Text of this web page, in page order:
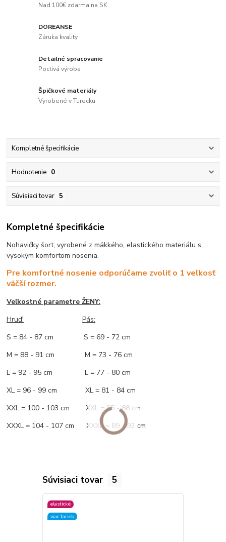
Nad 100€ zdarma na SK
DOREANSE
Záruka kvality
Detailné spracovanie
Poctivá výroba
Špičkové materiály
Vyrobené v Turecku
Kompletné špecifikácie
Hodnotenie 0
Súvisiaci tovar 5
Kompletné špecifikácie
Nohavičky šort, vyrobené z mäkkého, elastického materiálu s
vysokým komfortom nosenia.
Pre komfortné nosenie odporúčame zvoliť o 1 veľkosť
väčší rozmer.
Veľkostné parametre ŽENY:
Hruď:
Pás:
S = 84 - 87 cm S = 69 - 72 cm
M = 88 - 91 cm M = 73 - 76 cm
L = 92 - 95 cm L = 77 - 80 cm
XL = 96 - 99 cm XL = 81 - 84 cm
XXL = 100 - 103 cm XXL = 85 - 88 cm
XXXL = 104 - 107 cm XXXL = 89 - 92 cm
Súvisiaci tovar 5
elastické
viac farieb